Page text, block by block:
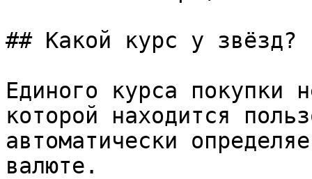
## Какой курс у звёзд?
Единого курса
которой находится
автоматически
валюте.